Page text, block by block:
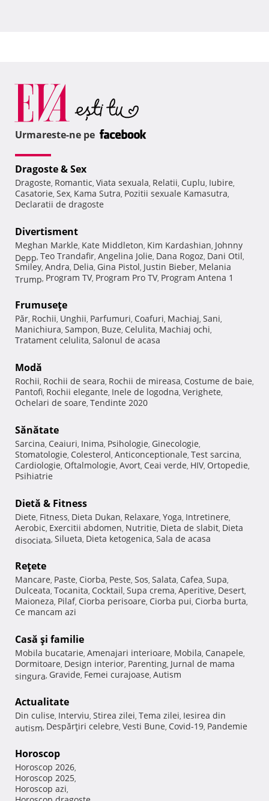
Urmareste-ne pe
Dragoste & Sex
Dragoste, Romantic, Viata sexuala, Relatii, Cuplu, Iubire,
Casatorie, Sex, Kama Sutra, Pozitii sexuale Kamasutra,
Declaratii de dragoste
Divertisment
Meghan Markle, Kate Middleton, Kim Kardashian, Johnny
Depp, Teo Trandafir, Angelina Jolie, Dana Rogoz, Dani Otil,
Smiley, Andra, Delia, Gina Pistol, Justin Bieber, Melania
Trump, Program TV, Program Pro TV, Program Antena 1
Frumuseţe
Păr, Rochii, Unghii, Parfumuri, Coafuri, Machiaj, Sani,
Manichiura, Sampon, Buze, Celulita, Machiaj ochi,
Tratament celulita, Salonul de acasa
Modă
Rochii, Rochii de seara, Rochii de mireasa, Costume de baie,
Pantofi, Rochii elegante, Inele de logodna, Verighete,
Ochelari de soare, Tendinte 2020
Sănătate
Sarcina, Ceaiuri, Inima, Psihologie, Ginecologie,
Stomatologie, Colesterol, Anticonceptionale, Test sarcina,
Cardiologie, Oftalmologie, Avort, Ceai verde, HIV, Ortopedie,
Psihiatrie
Dietă & Fitness
Diete, Fitness, Dieta Dukan, Relaxare, Yoga, Intretinere,
Aerobic, Exercitii abdomen, Nutritie, Dieta de slabit, Dieta
disociata, Silueta, Dieta ketogenica, Sala de acasa
Reţete
Mancare, Paste, Ciorba, Peste, Sos, Salata, Cafea, Supa,
Dulceata, Tocanita, Cocktail, Supa crema, Aperitive, Desert,
Maioneza, Pilaf, Ciorba perisoare, Ciorba pui, Ciorba burta,
Ce mancam azi
Casă şi familie
Mobila bucatarie, Amenajari interioare, Mobila, Canapele,
Dormitoare, Design interior, Parenting, Jurnal de mama
singura, Gravide, Femei curajoase, Autism
Actualitate
Din culise, Interviu, Stirea zilei, Tema zilei, Iesirea din
autism, Despărţiri celebre, Vesti Bune, Covid-19, Pandemie
Horoscop
Horoscop 2026,
Horoscop 2025,
Horoscop azi,